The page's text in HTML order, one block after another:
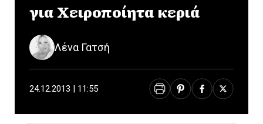
για Χειροποίητα κεριά
Λένα Γατσή
24.12.2013 | 11:55